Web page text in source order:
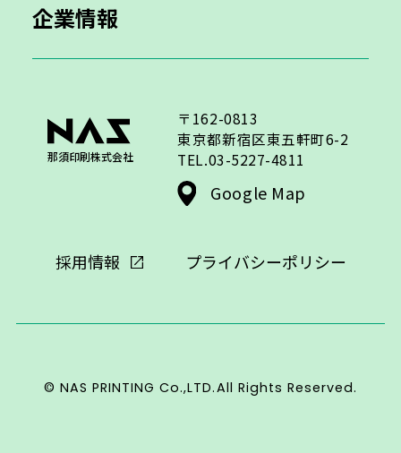
那須印刷株式会社
〒162-0813
東京都新宿区東五軒町6-2
TEL.03-5227-4811
Google Map
採用情報 プライバシーポリシー
企業情報
© NAS PRINTING Co.,LTD.All Rights Reserved.